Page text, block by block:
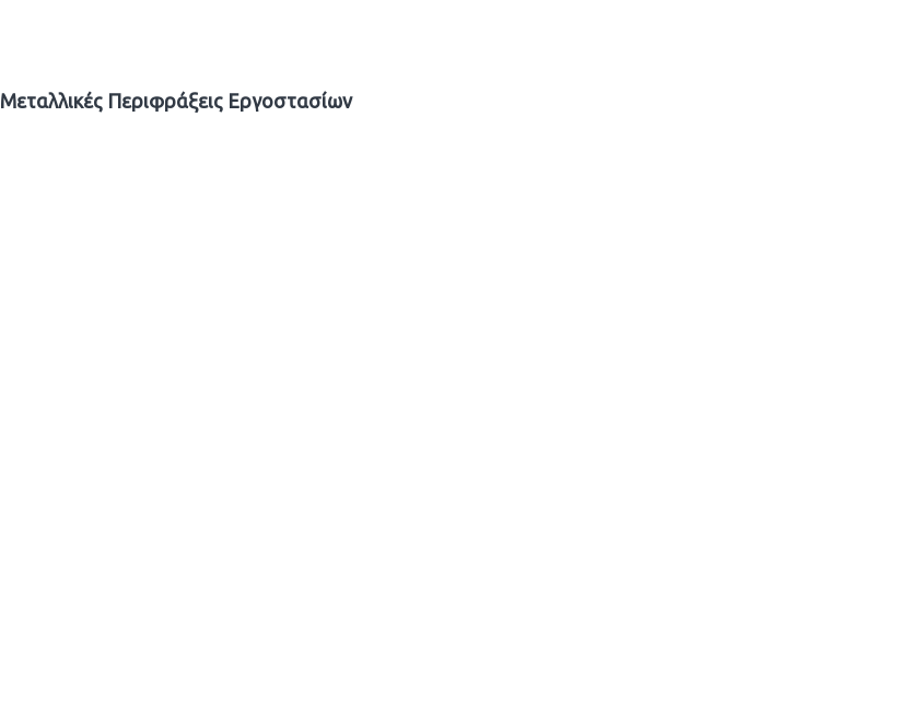
Μεταλλικές Περιφράξεις Εργοστασίων